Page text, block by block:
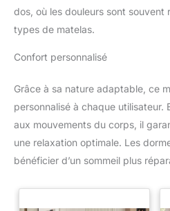
dos, où les douleurs sont souvent
types de matelas.
Confort personnalisé
Grâce à sa nature adaptable, ce
personnalisé à chaque utilisateur.
aux mouvements du corps, il
une relaxation optimale. Les
bénéficier d’un sommeil plus